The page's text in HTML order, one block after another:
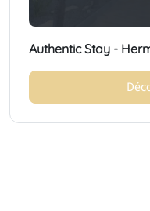
Authentic Stay -